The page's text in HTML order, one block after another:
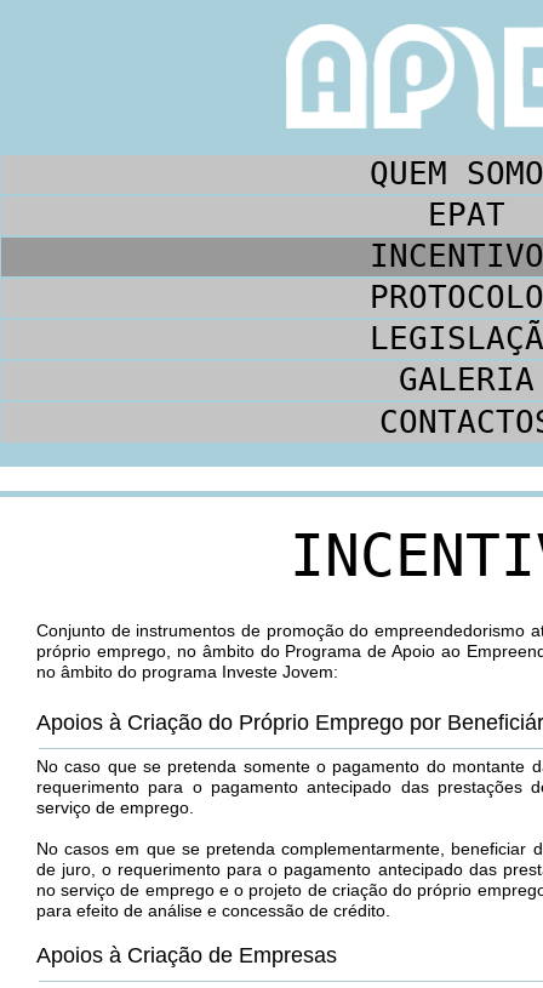
QUEM
EPAT
GALERIA
Conjunto de instrumentos de promoção do empreendedorismo
próprio emprego, no âmbito do Programa de Apoio ao
no âmbito do programa Investe Jovem:
Apoios à Criação do Próprio Emprego por
No caso que se pretenda somente o pagamento do montante
requerimento para o pagamento antecipado das prestações
serviço de emprego.
No casos em que se pretenda complementarmente, beneficiar
de juro, o requerimento para o pagamento antecipado das
no serviço de emprego e o projeto de criação do próprio
para efeito de análise e concessão de crédito.
Apoios à Criação de Empresas